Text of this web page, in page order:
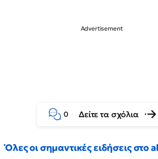
0 Δείτε τα σχόλια
Όλες οι σημαντικές ειδήσεις στο